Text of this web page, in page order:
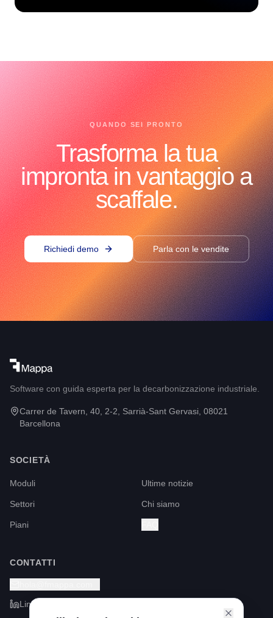
QUANDO SEI PRONTO
Trasforma la tua
impronta in vantaggio a
scaffale.
Richiedi demo Parla con le vendite
Software con guida esperta per la decarbonizzazione industriale.
Carrer de Tavern, 40, 2-2, Sarrià-Sant Gervasi, 08021
Barcellona
SOCIETÀ
Moduli
Settori
Piani
Ultime notizie
Chi siamo
CONTATTI
LinkedIn